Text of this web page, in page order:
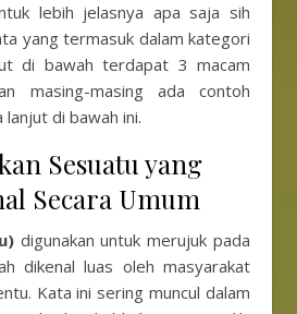
lebih jelasnya apa saja sih
yang termasuk dalam kategori
di bawah terdapat 3 macam
masing-masing ada contoh
lanjut di bawah ini.
Sesuatu yang
Secara Umum
digunakan untuk merujuk pada
dikenal luas oleh masyarakat
Kata ini sering muncul dalam